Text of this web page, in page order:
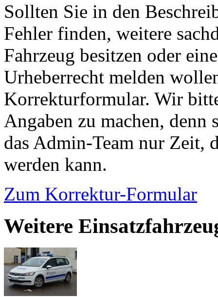
Sollten Sie in den
Fehler finden, weitere
Fahrzeug besitzen oder
Urheberrecht melden
Korrekturformular. Wir
Angaben zu machen,
das Admin-Team nur Zeit,
werden kann.
Zum Korrektur-Formular
Weitere